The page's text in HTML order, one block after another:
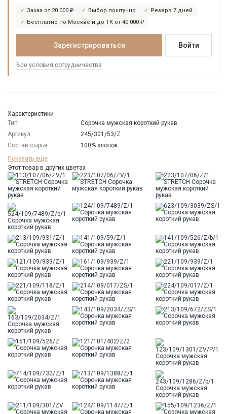
Заказ от 20 000 ₽ Выбор поштучно
Резерв 7 дней
Бесплатно по Москве и до ТК от 40 000 ₽
Зарегистрироваться Войти
Все условия сотрудничества
Характеристики
Тип
Сорочка мужская короткий рукав
Артикул
245/301/53/Z
Состав сырья
100% хлопок
Бренд
Модель
Зауженная
Цвет
Голубой
Ворот
Французский
Карман
стандартный, слева, накладной
Силуэт
Полуприталенный силуэт / Regular fit
Показать еще
Этот товар в других цветах